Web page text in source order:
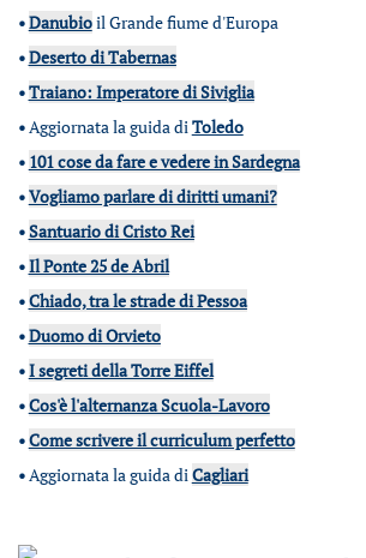
•Danubioil Grande fiume d'Europa
•Deserto di Tabernas
•Traiano: Imperatore di Siviglia
•Aggiornata la guida diToledo
• 101 cose da fare e vedere in Sardegna
•Vogliamo parlare di diritti umani?
•Santuario di Cristo Rei
•Il Ponte 25 de Abril
•Chiado, tra le strade di Pessoa
•Duomo di Orvieto
•I segreti della Torre Eiffel
•Cos'è l'alternanza Scuola-Lavoro
•Come scrivere il curriculum perfetto
•Aggiornata la guida diCagliari